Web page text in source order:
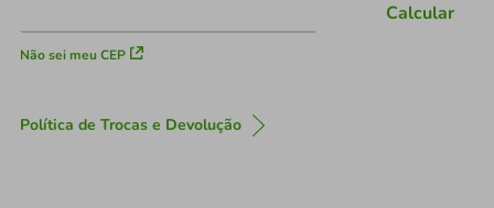
Não sei meu CEP
Calcular
Política de Trocas e Devolução